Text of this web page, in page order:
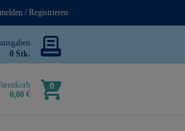
/ Registrieren
0 Stk.
0,00 €
0